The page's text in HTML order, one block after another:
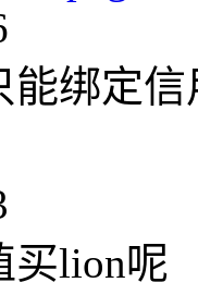
能绑定
买lion呢